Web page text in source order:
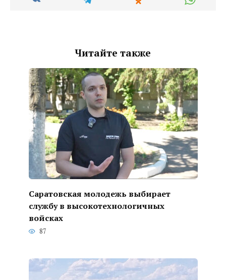
Читайте также
Саратовская молодежь выбирает
службу в высокотехнологичных
войсках
87